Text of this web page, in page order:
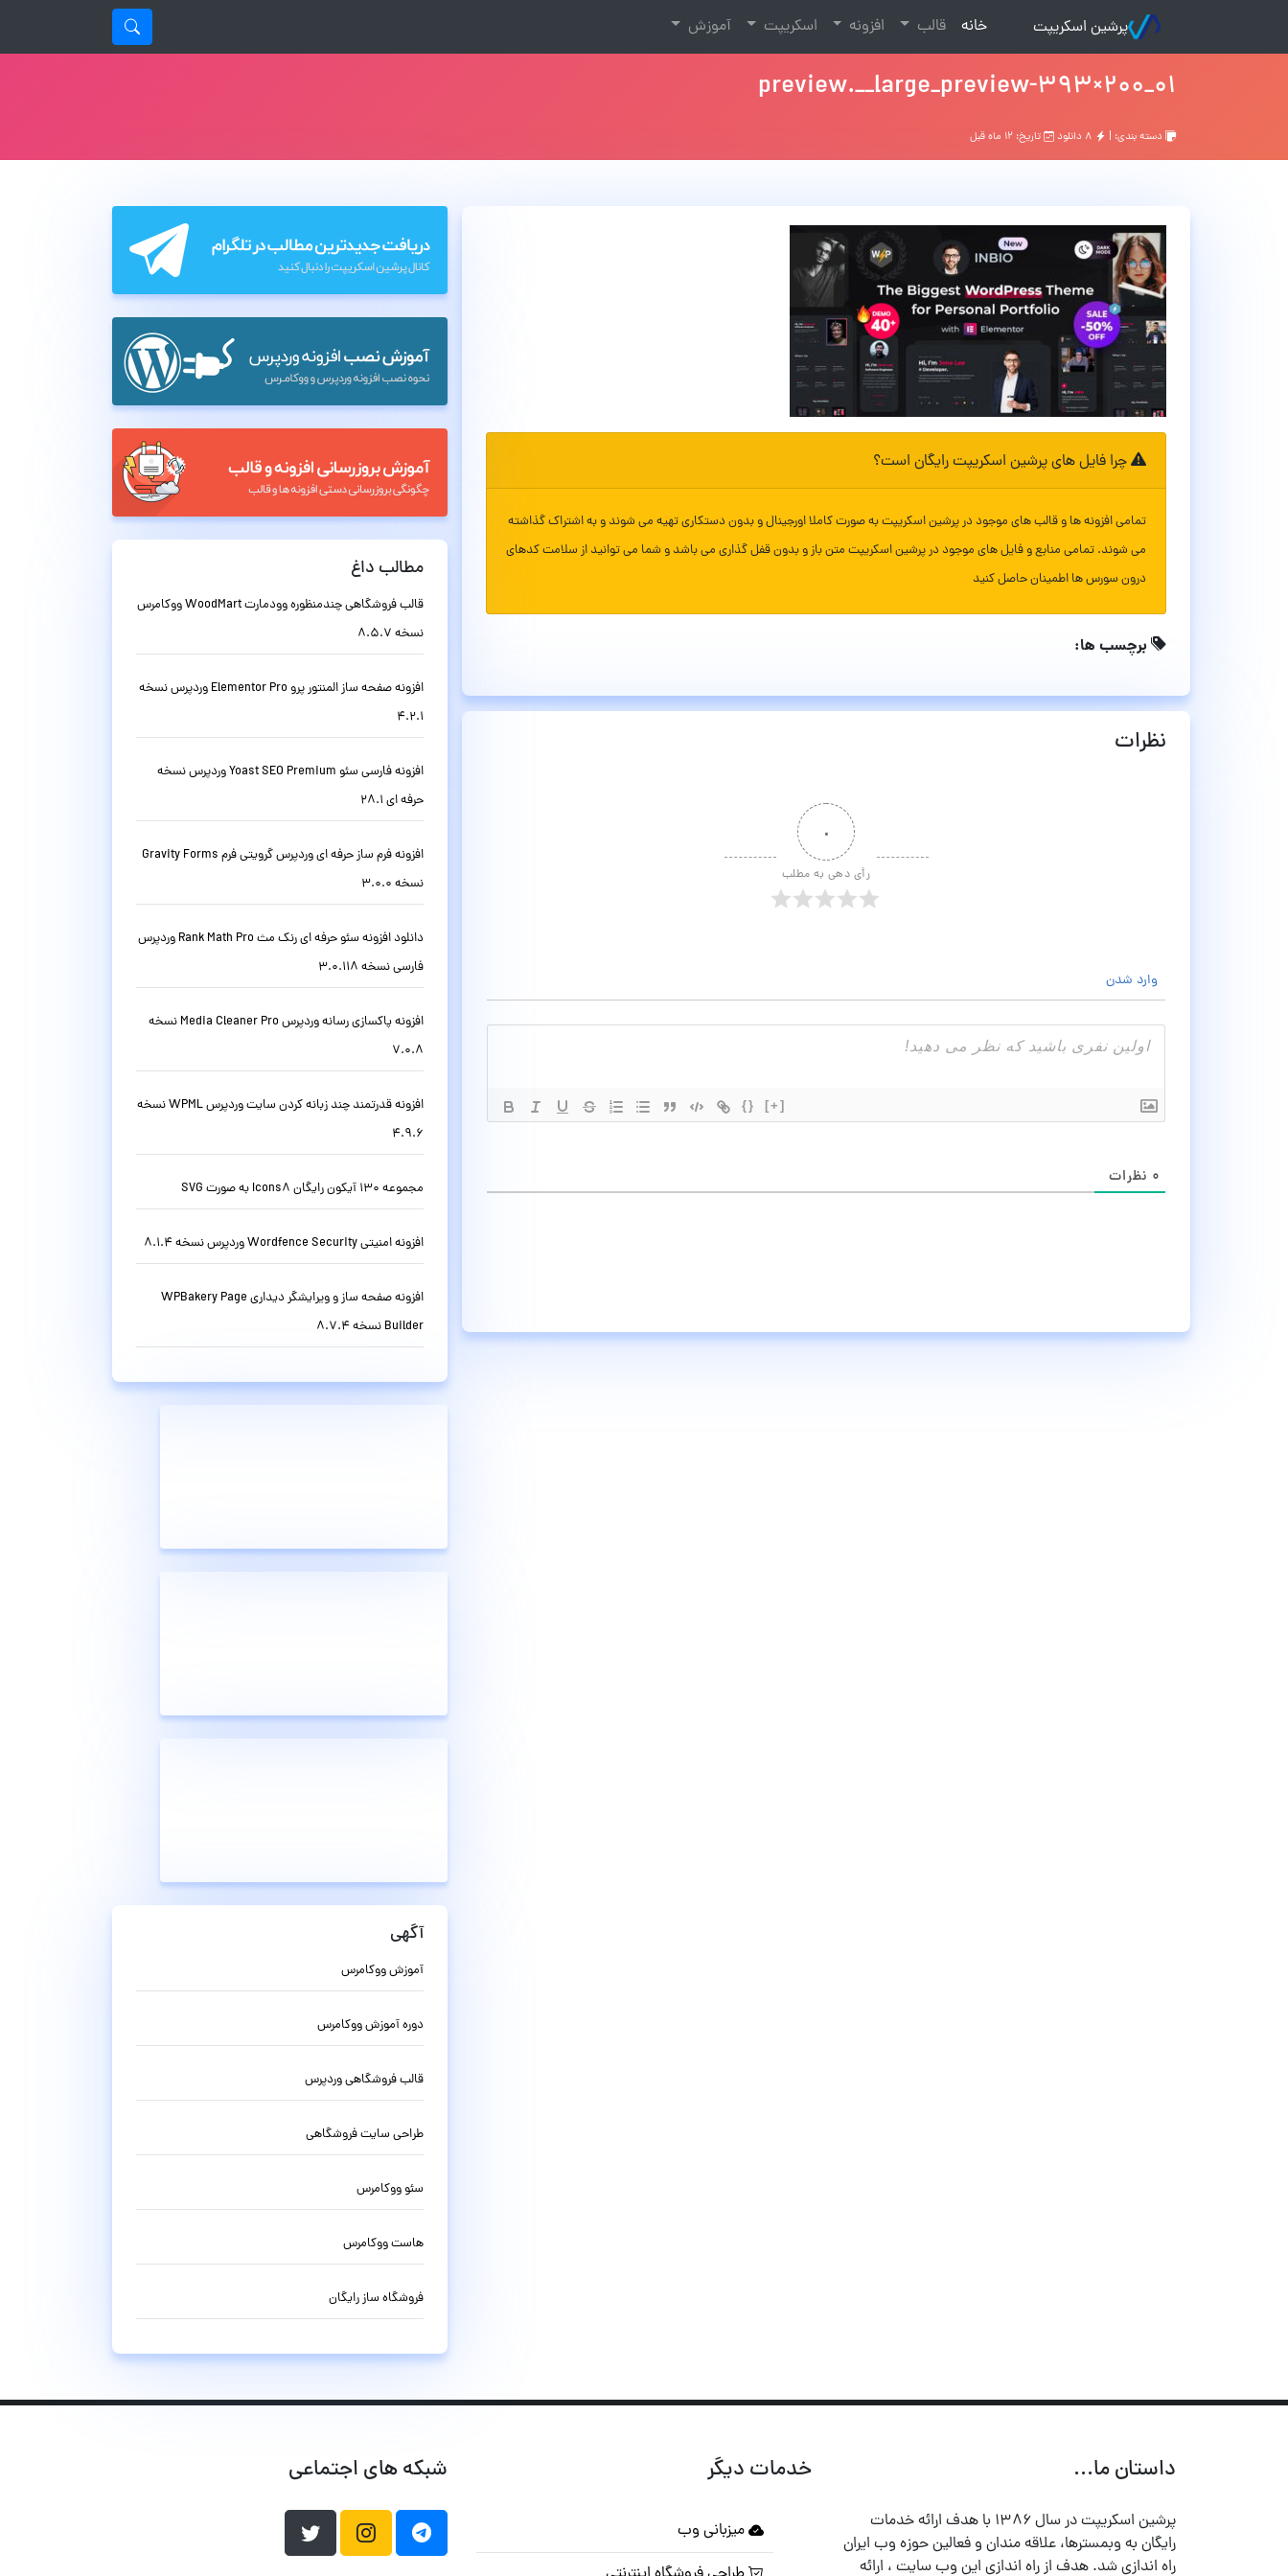
پرشین اسکریپت خانه
(current) قالب افزونه اسکریپت آموزش
01_preview.__large_preview-393×200
دسته بندی: | تاریخ: ۱۲ ماه قبل
چرا فایل های پرشین اسکریپت رایگان است؟
تمامی افزونه ها و قالب های موجود در پرشین اسکریپت به صورت کاملا اورجینال و بدون دستکاری تهیه می شوند و به اشتراک گذاشته
می شوند. تمامی منابع و فایل های موجود در پرشین اسکریپت متن باز و بدون قفل گذاری می باشد و شما می توانید از سلامت کدهای
درون سورس ها اطمینان حاصل کنید
برچسب ها:
نظرات
۰
رأی دهی به مطلب
وارد شدن
{} [+]
۰ نظرات
مطالب داغ
قالب فروشگاهی چندمنظوره وودمارت WoodMart ووکامرس
نسخه 8.5.7
افزونه صفحه ساز المنتور پرو Elementor Pro وردپرس نسخه
4.2.1
افزونه فارسی سئو Yoast SEO Premium وردپرس نسخه
حرفه ای 28.1
افزونه فرم ساز حرفه ای وردپرس گرویتی فرم Gravity Forms
نسخه 3.0.0
دانلود افزونه سئو حرفه ای رنک مث Rank Math Pro وردپرس
فارسی نسخه 3.0.118
افزونه پاکسازی رسانه وردپرس Media Cleaner Pro نسخه
7.0.8
افزونه قدرتمند چند زبانه کردن سایت وردپرس WPML نسخه
4.9.6
مجموعه 130 آیکون رایگان Icons8 به صورت SVG
افزونه امنیتی Wordfence Security وردپرس نسخه 8.1.4
افزونه صفحه ساز و ویرایشگر دیداری WPBakery Page
Builder نسخه 8.7.4
آگهی
آموزش ووکامرس
دوره آموزش ووکامرس
قالب فروشگاهی وردپرس
طراحی سایت فروشگاهی
سئو ووکامرس
هاست ووکامرس
فروشگاه ساز رایگان
داستان ما...
پرشین اسکریپت در سال ۱۳۸۶ با هدف ارائه خدمات
رایگان به وبمسترها، علاقه مندان و فعالین حوزه وب ایران
راه اندازی شد. هدف از راه اندازی این وب سایت ، ارائه
خدمات دیگر
میزبانی وب
شبکه های اجتماعی